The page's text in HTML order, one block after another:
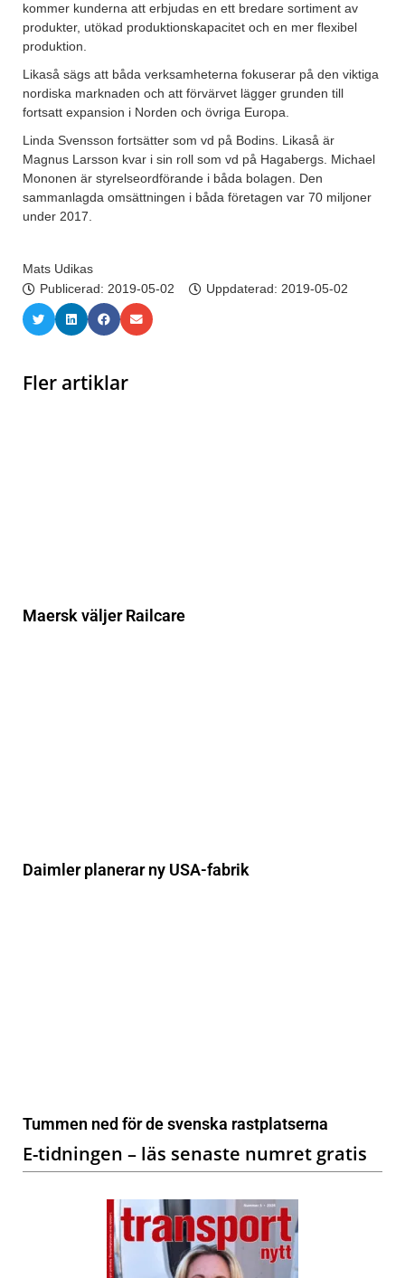
kommer kunderna att erbjudas en ett bredare sortiment av
produkter, utökad produktionskapacitet och en mer flexibel
produktion.
Likaså sägs att båda verksamheterna fokuserar på den viktiga
nordiska marknaden och att förvärvet lägger grunden till
fortsatt expansion i Norden och övriga Europa.
Linda Svensson fortsätter som vd på Bodins. Likaså är
Magnus Larsson kvar i sin roll som vd på Hagabergs. Michael
Mononen är styrelseordförande i båda bolagen. Den
sammanlagda omsättningen i båda företagen var 70 miljoner
under 2017.
Mats Udikas
Publicerad: 2019-05-02 Uppdaterad: 2019-05-02
Fler artiklar
Maersk väljer Railcare
Daimler planerar ny USA-fabrik
Tummen ned för de svenska rastplatserna
E-tidningen – läs senaste numret gratis